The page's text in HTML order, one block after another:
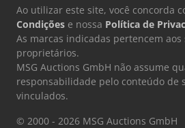
Ao utilizar este site, você concorda
Condições e nossa Política de
As marcas indicadas pertencem aos
proprietários.
MSG Auctions GmbH não assume
responsabilidade pelo conteúdo de
vinculados.
© 2000 - 2026 MSG Auctions GmbH